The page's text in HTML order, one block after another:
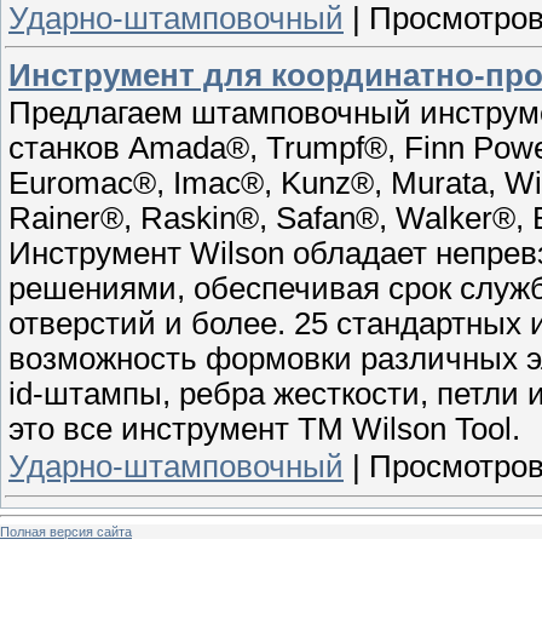
Ударно-штамповочный |
Инструмент для координатно-
Предлагаем штамповочный
станков Amada®, Trumpf®, Finn
Euromac®, Imac®, Kunz®, Murata,
Rainer®, Raskin®, Safan®, Walker®,
Инструмент Wilson обладает
решениями, обеспечивая срок
отверстий и более. 25
возможность формовки различных
id-штампы, ребра жесткости, петли
это все инструмент ТМ Wilson Tool.
Ударно-штамповочный
Полная версия сайта